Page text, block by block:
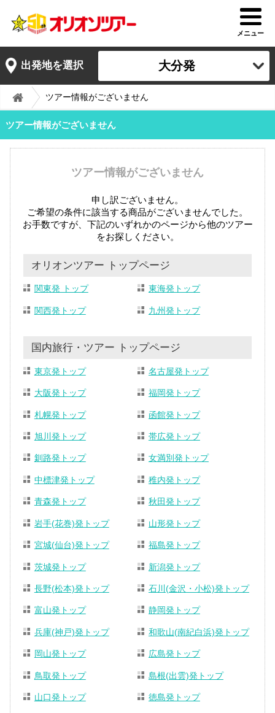
メニュー
出発地を選択 大分発
ツアー情報がございません
ツアー情報がございません
ツアー情報がございません
申し訳ございません。
ご希望の条件に該当する商品がございませんでした。
お手数ですが、下記のいずれかのページから他のツアー
をお探しください。
オリオンツアー トップページ
関東発 トップ 東海発トップ
関西発トップ 九州発トップ
国内旅行・ツアー トップページ
東京発トップ 名古屋発トップ
大阪発トップ 福岡発トップ
札幌発トップ 函館発トップ
旭川発トップ 帯広発トップ
釧路発トップ 女満別発トップ
中標津発トップ 稚内発トップ
青森発トップ 秋田発トップ
岩手(花巻)発トップ 山形発トップ
宮城(仙台)発トップ 福島発トップ
茨城発トップ 新潟発トップ
長野(松本)発トップ 石川(金沢・小松)発トップ
富山発トップ 静岡発トップ
兵庫(神戸)発トップ 和歌山(南紀白浜)発トップ
岡山発トップ 広島発トップ
鳥取発トップ 島根(出雲)発トップ
山口発トップ 徳島発トップ